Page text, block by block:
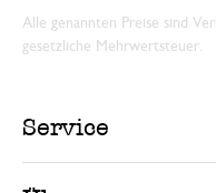
Alle genannten Preise sind
gesetzliche Mehrwertsteuer.
Service